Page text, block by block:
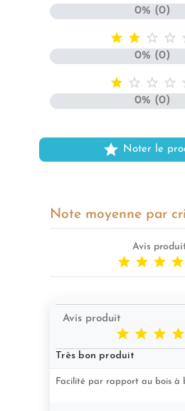
0% (0)
   
0% (0)
   
0% (0)
 Noter le
Note moyenne par
Avis
   
Avis produit
   
Très bon produit
Facilité par rapport au bois à